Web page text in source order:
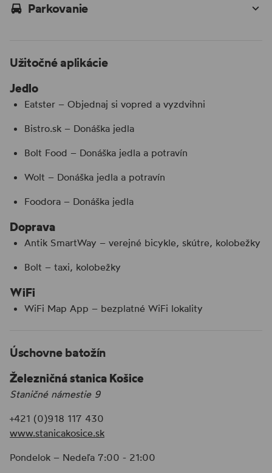
Parkovanie
Užitočné aplikácie
Jedlo
Eatster – Objednaj si vopred a vyzdvihni
Bistro.sk – Donáška jedla
Bolt Food – Donáška jedla a potravín
Wolt – Donáška jedla a potravín
Foodora – Donáška jedla
Doprava
Antik SmartWay – verejné bicykle, skútre, kolobežky
Bolt – taxi, kolobežky
WiFi
WiFi Map App – bezplatné WiFi lokality
Úschovne batožín
Železničná stanica Košice
Staničné námestie 9
+421 (0)918 117 430
www.stanicakosice.sk
Pondelok – Nedeľa 7:00 - 21:00